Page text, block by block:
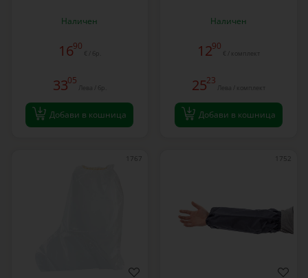
Наличен
1690
€ / бр.
3305
Лева / бр.
Добави в кошница
Наличен
1290
€ / комплект
2523
Лева / комплект
Добави в кошница
1767 1752